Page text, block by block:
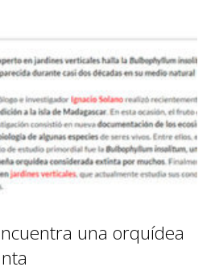
una orquídea